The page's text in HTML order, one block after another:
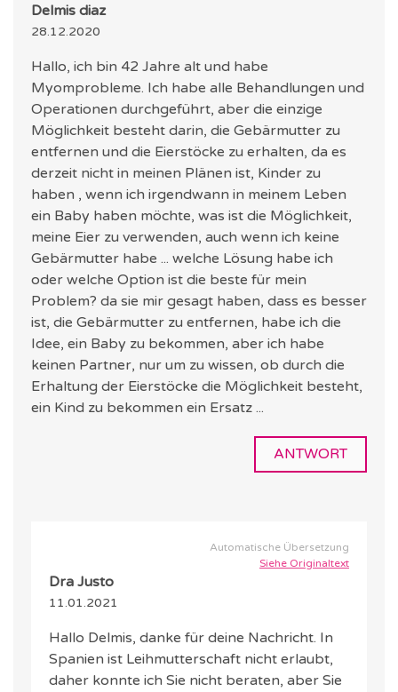
Delmis diaz
28.12.2020
Hallo, ich bin 42 Jahre alt und habe
Myomprobleme. Ich habe alle Behandlungen und
Operationen durchgeführt, aber die einzige
Möglichkeit besteht darin, die Gebärmutter zu
entfernen und die Eierstöcke zu erhalten, da es
derzeit nicht in meinen Plänen ist, Kinder zu
haben , wenn ich irgendwann in meinem Leben
ein Baby haben möchte, was ist die Möglichkeit,
meine Eier zu verwenden, auch wenn ich keine
Gebärmutter habe ... welche Lösung habe ich
oder welche Option ist die beste für mein
Problem? da sie mir gesagt haben, dass es besser
ist, die Gebärmutter zu entfernen, habe ich die
Idee, ein Baby zu bekommen, aber ich habe
keinen Partner, nur um zu wissen, ob durch die
Erhaltung der Eierstöcke die Möglichkeit besteht,
ein Kind zu bekommen ein Ersatz ...
ANTWORT
Automatische Übersetzung
Siehe Originaltext
Dra Justo
11.01.2021
Hallo Delmis, danke für deine Nachricht. In
Spanien ist Leihmutterschaft nicht erlaubt,
daher konnte ich Sie nicht beraten, aber Sie